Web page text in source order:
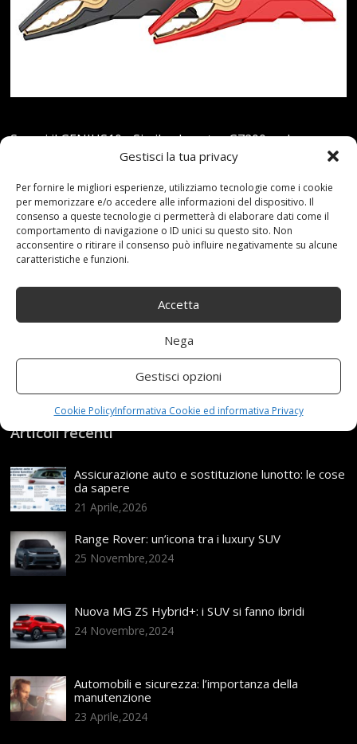
Gestisci la tua privacy
Per fornire le migliori esperienze, utilizziamo tecnologie come i cookie
per memorizzare e/o accedere alle informazioni del dispositivo. Il
consenso a queste tecnologie ci permetterà di elaborare dati come il
comportamento di navigazione o ID unici su questo sito. Non
acconsentire o ritirare il consenso può influire negativamente su alcune
caratteristiche e funzioni.
Accetta
Nega
Gestisci opzioni
Cookie PolicyInformativa Cookie ed informativa Privacy
Scopri il GENIUS10 - Simile al nostro G7200, solo
migliorato. Più piccolo del 24% e genera oltre il 120% di
potenza in più. Ed è più semplice e facile da usare che
mai.Puoi fare di più con Genius - Progettato per l’uso
con batterie acide al piombo da 6 e 12 Volt per veicoli,
imbarcazioni, batterie a ciclo profondo, incluse le
batterie flooded (umide), al gel, AGM e batterie senza…
Articoli recenti
Assicurazione auto e sostituzione lunotto: le cose
da sapere
21 Aprile,2026
Range Rover: un’icona tra i luxury SUV
25 Novembre,2024
Nuova MG ZS Hybrid+: i SUV si fanno ibridi
24 Novembre,2024
Automobili e sicurezza: l’importanza della
manutenzione
23 Aprile,2024